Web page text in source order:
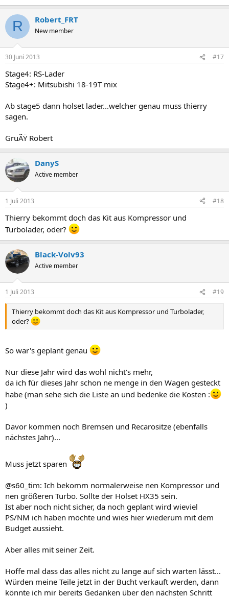
R Robert_FRT
New member
30 Juni 2013 #17
Stage4: RS-Lader
Stage4+: Mitsubishi 18-19T mix
Ab stage5 dann holset lader...welcher genau muss thierry
sagen.
GruÃŸ Robert
DanyS
Active member
1 Juli 2013 #18
Thierry bekommt doch das Kit aus Kompressor und
Turbolader, oder?
Black-Volv93
Active member
1 Juli 2013 #19
Thierry bekommt doch das Kit aus Kompressor und Turbolader,
oder?
So war's geplant genau
Nur diese Jahr wird das wohl nicht's mehr,
da ich für dieses Jahr schon ne menge in den Wagen gesteckt
habe (man sehe sich die Liste an und bedenke die Kosten :
)
Davor kommen noch Bremsen und Recarositze (ebenfalls
nächstes Jahr)...
Muss jetzt sparen
@s60_tim: Ich bekomm normalerweise nen Kompressor und
nen größeren Turbo. Sollte der Holset HX35 sein.
Ist aber noch nicht sicher, da noch geplant wird wieviel
PS/NM ich haben möchte und wies hier wiederum mit dem
Budget aussieht.
Aber alles mit seiner Zeit.
Hoffe mal dass das alles nicht zu lange auf sich warten lässt...
Würden meine Teile jetzt in der Bucht verkauft werden, dann
könnte ich mir bereits Gedanken über den nächsten Schritt